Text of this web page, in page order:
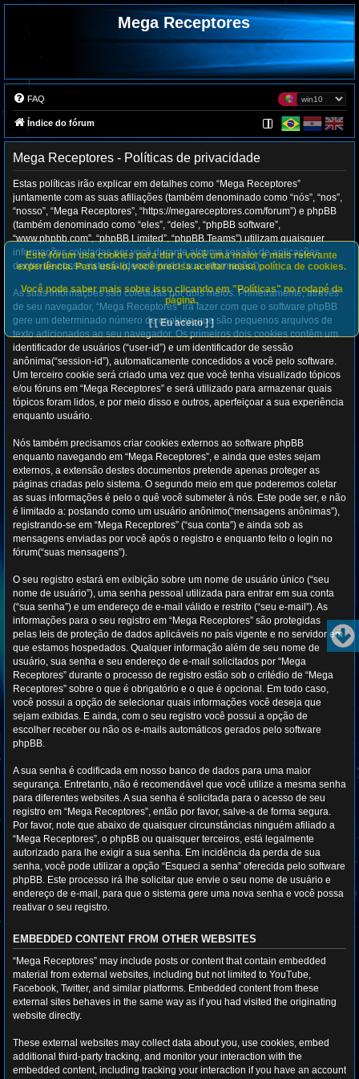
Mega Receptores
FAQ
Índice do fórum
Mega Receptores - Políticas de privacidade
Estas políticas irão explicar em detalhes como “Mega Receptores”
juntamente com as suas afiliações (também denominado como “nós”, “nos”,
“nosso”, “Mega Receptores”, “https://megareceptores.com/forum”) e phpBB
(também denominado como “eles”, “deles”, “phpBB software”,
“www.phpbb.com”, “phpBB Limited”, “phpBB Teams”) utilizam quaisquer
informações coletadas por você durante alguma sessão de aplicações
dentro de nosso sistema (denominado “sua informação”).
As suas informações são coletadas por dois meios. Primeiramente, através
de seu navegador, “Mega Receptores” irá fazer com que o software phpBB
gere um determinado número de cookies, que são pequenos arquivos de
texto adicionados ao seu navegador. Os primeiros dois cookies contêm um
identificador de usuários (“user-id”) e um identificador de sessão
anônima(“session-id”), automaticamente concedidos a você pelo software.
Um terceiro cookie será criado uma vez que você tenha visualizado tópicos
e/ou fóruns em “Mega Receptores” e será utilizado para armazenar quais
tópicos foram lidos, e por meio disso e outros, aperfeiçoar a sua experiência
enquanto usuário.
Nós também precisamos criar cookies externos ao software phpBB
enquanto navegando em “Mega Receptores”, e ainda que estes sejam
externos, a extensão destes documentos pretende apenas proteger as
páginas criadas pelo sistema. O segundo meio em que poderemos coletar
as suas informações é pelo o quê você submeter à nós. Este pode ser, e não
é limitado a: postando como um usuário anônimo(“mensagens anônimas”),
registrando-se em “Mega Receptores” (“sua conta”) e ainda sob as
mensagens enviadas por você após o registro e enquanto feito o login no
fórum(“suas mensagens”).
O seu registro estará em exibição sobre um nome de usuário único (“seu
nome de usuário”), uma senha pessoal utilizada para entrar em sua conta
(“sua senha”) e um endereço de e-mail válido e restrito (“seu e-mail”). As
informações para o seu registro em “Mega Receptores” são protegidas
pelas leis de proteção de dados aplicáveis no país vigente e no servidor em
que estamos hospedados. Qualquer informação além de seu nome de
usuário, sua senha e seu endereço de e-mail solicitados por “Mega
Receptores” durante o processo de registro estão sob o critédio de “Mega
Receptores” sobre o que é obrigatório e o que é opcional. Em todo caso,
você possui a opção de selecionar quais informações você deseja que
sejam exibidas. E ainda, com o seu registro você possui a opção de
escolher receber ou não os e-mails automáticos gerados pelo software
phpBB.
A sua senha é codificada em nosso banco de dados para uma maior
segurança. Entretanto, não é recomendável que você utilize a mesma senha
para diferentes websites. A sua senha é solicitada para o acesso de seu
registro em “Mega Receptores”, então por favor, salve-a de forma segura.
Por favor, note que abaixo de quaisquer circunstâncias ninguém afiliado a
“Mega Receptores”, o phpBB ou quaisquer terceiros, está legalmente
autorizado para lhe exigir a sua senha. Em incidência da perda de sua
senha, você pode utilizar a opção “Esqueci a senha” oferecida pelo software
phpBB. Este processo irá lhe solicitar que envie o seu nome de usuário e
endereço de e-mail, para que o sistema gere uma nova senha e você possa
reativar o seu registro.
EMBEDDED CONTENT FROM OTHER WEBSITES
“Mega Receptores” may include posts or content that contain embedded
material from external websites, including but not limited to YouTube,
Facebook, Twitter, and similar platforms. Embedded content from these
external sites behaves in the same way as if you had visited the originating
website directly.
These external websites may collect data about you, use cookies, embed
additional third-party tracking, and monitor your interaction with the
embedded content, including tracking your interaction if you have an account
Este fórum usa cookies para dar a você uma maior e mais relevante
experiência. Para usá-lo, você precisa aceitar nossa política de cookies.
Você pode saber mais sobre isso clicando em "Políticas" no rodapé da
página.
[ [ Eu aceito ] ]